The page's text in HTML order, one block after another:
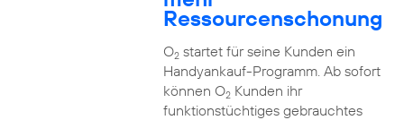
Ressourcenschonung
O2startet für seine Kunden ein
Handyankauf-Programm. Ab sofort
können O2Kunden ihr
funktionstüchtiges gebrauchtes